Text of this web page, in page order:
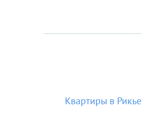
Квартиры в Рикье